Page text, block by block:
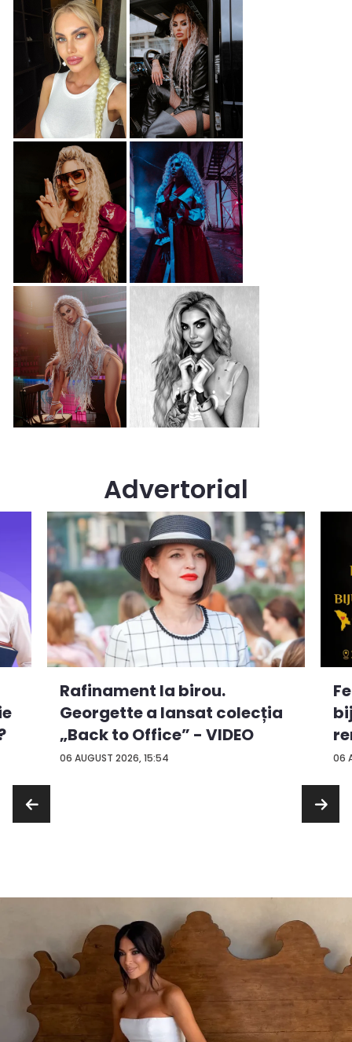
Advertorial
06 AUGUST 2026, 15:54
Rafinament la birou.
Georgette a lansat colecția
„Back to Office” - VIDEO
06
...